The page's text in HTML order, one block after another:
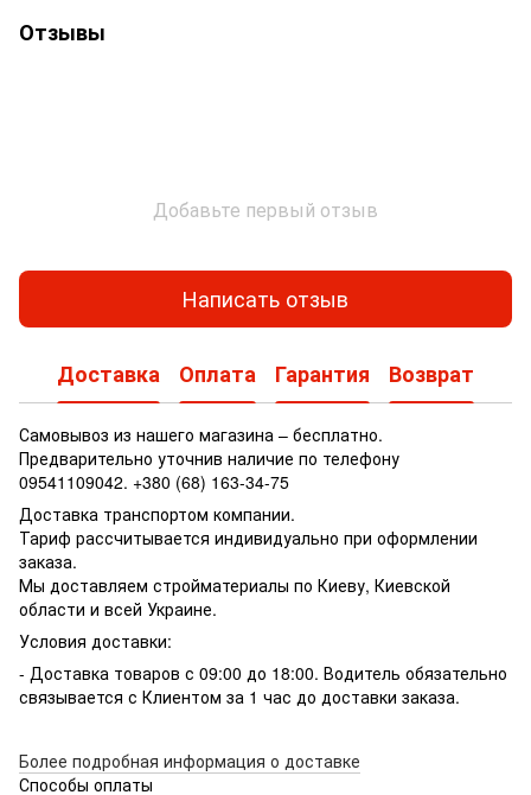
Отзывы
Добавьте первый отзыв
Написать отзыв
Доставка Оплата Гарантия Возврат
Самовывоз из нашего магазина – бесплатно.
Предварительно уточнив наличие по телефону
09541109042. +380 (68) 163-34-75
Доставка транспортом компании.
Тариф рассчитывается индивидуально при оформлении
заказа.
Мы доставляем стройматериалы по Киеву, Киевской
области и всей Украине.
Условия доставки:
- Доставка товаров с 09:00 до 18:00. Водитель обязательно
связывается с Клиентом за 1 час до доставки заказа.
Более подробная информация о доставке
Способы оплаты